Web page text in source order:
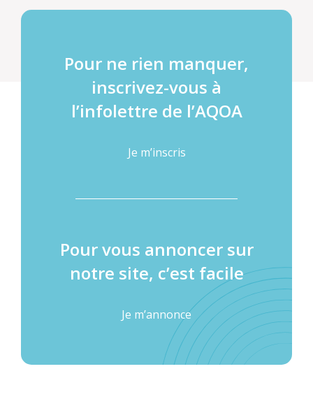
Pour ne rien manquer,
inscrivez-vous à
l’infolettre de l’AQOA
Je m’inscris
Pour vous annoncer sur
notre site, c’est facile
Je m’annonce